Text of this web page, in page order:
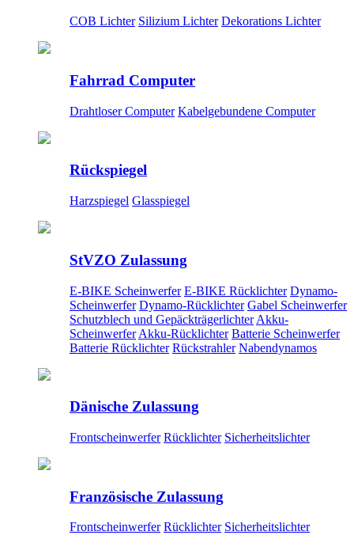
COB Lichter Silizium Lichter Dekorations Lichter
Fahrrad Computer
Drahtloser Computer Kabelgebundene Computer
Rückspiegel
Harzspiegel Glasspiegel
StVZO Zulassung
E-BIKE Scheinwerfer E-BIKE Rücklichter Dynamo-
Scheinwerfer Dynamo-Rücklichter Gabel Scheinwerfer
Schutzblech und Gepäckträgerlichter Akku-
Scheinwerfer Akku-Rücklichter Batterie Scheinwerfer
Batterie Rücklichter Rückstrahler Nabendynamos
Dänische Zulassung
Frontscheinwerfer Rücklichter Sicherheitslichter
Französische Zulassung
Frontscheinwerfer Rücklichter Sicherheitslichter